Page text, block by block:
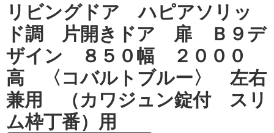
リビングドア ハピアソリッ
ド調 片開きドア 扉 Ｂ９デ
ザイン ８５０幅 ２０００
高 〈コバルトブルー〉 左右
兼用 （カワジュン錠付 スリ
ム枠丁番）用